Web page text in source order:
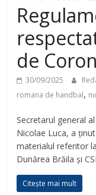
de
30/09/2025
romana de handbal,
Secretarul general
Nicolae Luca, a
materialul referitor
Dunărea Brăila și
Citește mai mult